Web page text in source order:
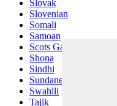
Slovak
Slovenian
Somali
Samoan
Scots Gaelic
Shona
Sindhi
Sundanese
Swahili
Tajik